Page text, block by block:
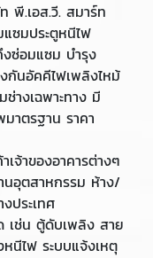
พี.เอส.วี. สมาร์ท
แซมประตูหนีไฟ
ซ่อมแซม บำรุง
กันอัคคีไฟเพลิงไหม้
างเฉพาะทาง มี
าตรฐาน ราคา
จ้าของอาคารต่างๆ
นอุตสาหกรรม ห้าง/
ประเทศ
เช่น ตู้ดับเพลิง สาย
นีไฟ ระบบแจ้งเหตุ